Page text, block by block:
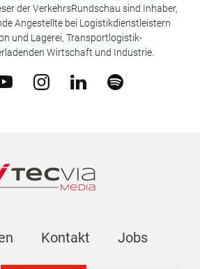
der VerkehrsRundschau sind Inhaber,
Angestellte bei Logistikdienstleistern
und Lagerei, Transportlogistik-
Wirtschaft und Industrie.
Kontakt Jobs